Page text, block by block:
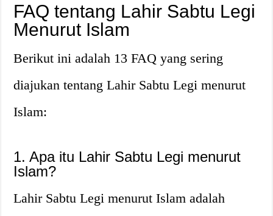
FAQ tentang Lahir Sabtu Legi
Menurut Islam
Berikut ini adalah 13 FAQ yang sering
diajukan tentang Lahir Sabtu Legi menurut
Islam:
1. Apa itu Lahir Sabtu Legi menurut
Islam?
Lahir Sabtu Legi menurut Islam adalah